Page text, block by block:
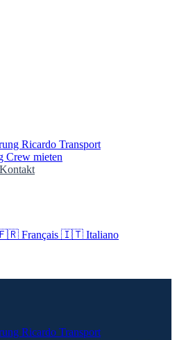
Ricardo Transport
Crew mieten
Kontakt
Français 🇮🇹 Italiano
Ricardo Transport